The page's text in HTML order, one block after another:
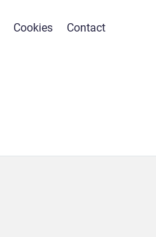
Cookies Contact